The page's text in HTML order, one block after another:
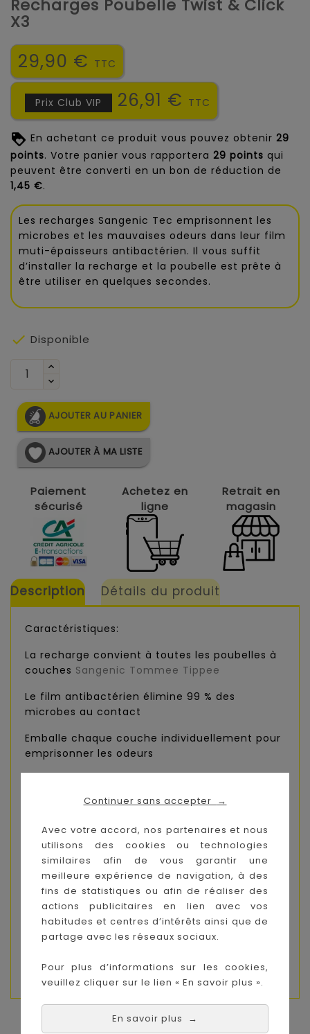
Continuer sans accepter →
Avec votre accord, nos partenaires et nous
utilisons des cookies ou technologies
similaires afin de vous garantir une
meilleure expérience de navigation, à des
fins de statistiques ou afin de réaliser des
actions publicitaires en lien avec vos
habitudes et centres d’intérêts ainsi que de
partage avec les réseaux sociaux.
Pour plus d’informations sur les cookies,
veuillez cliquer sur le lien « En savoir plus ».
En savoir plus →
Recharges Poubelle Twist & Click
X3
29,90 € TTC
Prix Club VIP 26,91 € TTC
En achetant ce produit vous pouvez obtenir 29
points. Votre panier vous rapportera 29 points qui
peuvent être converti en un bon de réduction de
1,45 €.
Les recharges Sangenic Tec emprisonnent les
microbes et les mauvaises odeurs dans leur film
muti-épaisseurs antibactérien. Il vous suffit
d’installer la recharge et la poubelle est prête à
être utiliser en quelques secondes.
 Disponible
AJOUTER AU PANIER
AJOUTER À MA LISTE
Paiement
sécurisé
Achetez en
ligne
Retrait en
magasin
Description Détails du produit
Caractéristiques:
La recharge convient à toutes les poubelles à
couches Sangenic Tommee Tippee
Le film antibactérien élimine 99 % des
microbes au contact
Emballe chaque couche individuellement pour
emprisonner les odeurs
mauvaises odeurs que les sacs à couches +
couches*
Les recharges Sangenic deviennent plus
respectueuses de l’environnement. La
performance antibactérienne du film reste la
même mais le châssis est désormais conçu à
98% avec du plastique recyclé.
(2-5 Kg)